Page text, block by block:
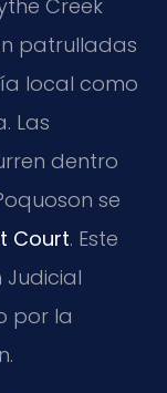
Creek
patrulladas
local como
Las
dentro
se
Court. Este
por la